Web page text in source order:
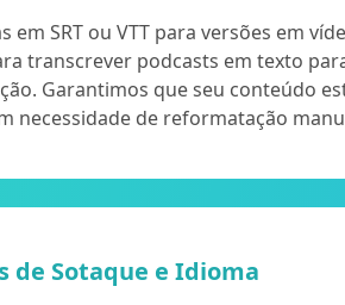
em SRT ou VTT para versões em
transcrever podcasts em texto
Garantimos que seu conteúdo
necessidade de reformatação
de Sotaque e Idioma